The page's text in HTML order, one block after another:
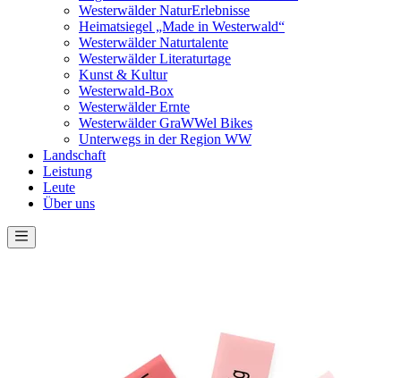
Westerwälder NaturErlebnisse
Heimatsiegel „Made in Westerwald“
Westerwälder Naturtalente
Westerwälder Literaturtage
Kunst & Kultur
Westerwald-Box
Westerwälder Ernte
Westerwälder GraWWel Bikes
Unterwegs in der Region WW
Landschaft
Leistung
Leute
Über uns